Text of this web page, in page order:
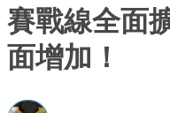
賽戰線全面
面增加！